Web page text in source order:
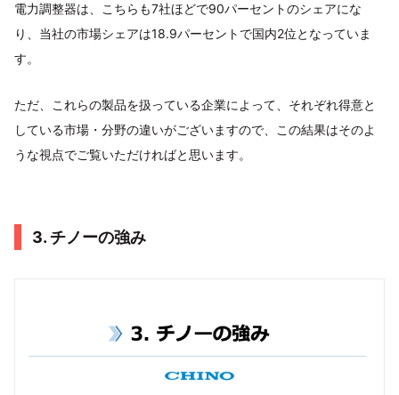
電力調整器は、こちらも7社ほどで90パーセントのシェアにな
り、​当社の市場シェアは18.9パーセントで国内2位となっていま
す。
ただ、これらの製品を扱っている企業によって、​それぞれ得意と
している市場・分野の違いがございますので、​この結果はそのよ
うな視点でご覧いただければと思います。​
3. チノーの強み